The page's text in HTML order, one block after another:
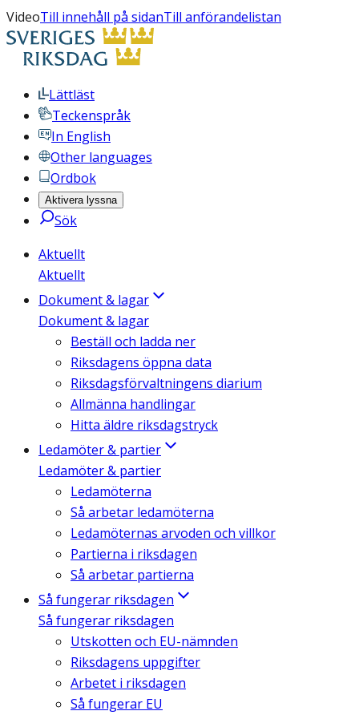
VideoTill innehåll på sidanTill anförandelistan
Lättläst
Teckenspråk
In English
Other languages
Ordbok
Aktivera lyssna
Sök
Aktuellt
Aktuellt
Dokument & lagar
Dokument & lagar
Beställ och ladda ner
Riksdagens öppna data
Riksdagsförvaltningens diarium
Allmänna handlingar
Hitta äldre riksdagstryck
Ledamöter & partier
Ledamöter & partier
Ledamöterna
Så arbetar ledamöterna
Ledamöternas arvoden och villkor
Partierna i riksdagen
Så arbetar partierna
Så fungerar riksdagen
Så fungerar riksdagen
Utskotten och EU-nämnden
Riksdagens uppgifter
Arbetet i riksdagen
Så fungerar EU